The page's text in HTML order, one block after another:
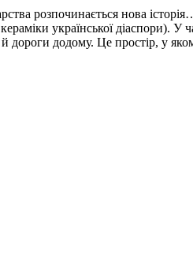
розпочинається нова
української діаспори). У
дороги додому. Це простір, у